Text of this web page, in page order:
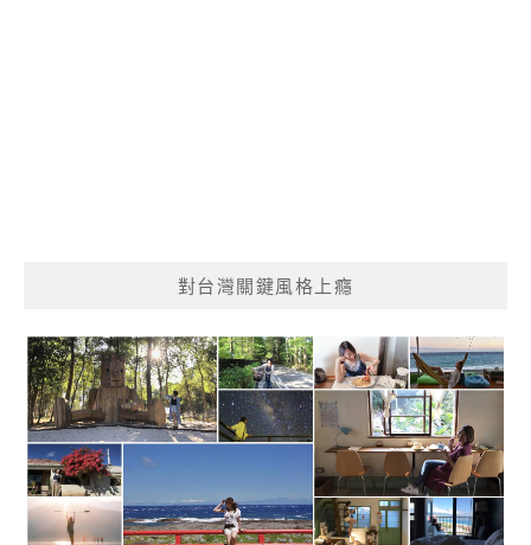
對台灣關鍵風格上癮